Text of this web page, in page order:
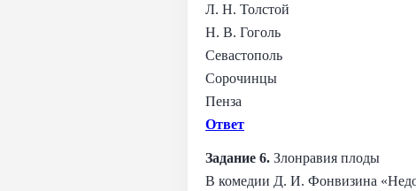
Л. Н. Толстой
Н. В. Гоголь
Севастополь
Сорочинцы
Пенза
Ответ
Задание 6. Злонравия плоды
В комедии Д. И. Фонвизина